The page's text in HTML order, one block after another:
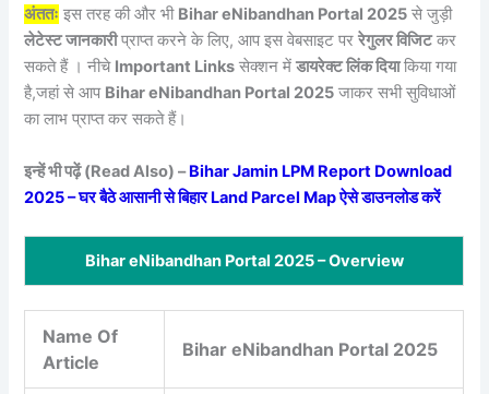
अंततः इस तरह की और भी Bihar eNibandhan Portal 2025 से जुड़ी
लेटेस्ट जानकारीप्राप्त करने के लिए, आप इस वेबसाइट पररेगुलर विजिटकर
सकते हैं । नीचे Important Links सेक्शन मेंडायरेक्ट लिंक दियाकिया गया
है,जहां से आप Bihar eNibandhan Portal 2025 जाकर सभी सुविधाओं
का लाभ प्राप्त कर सकते हैं।
इन्हें भी पढ़ें (Read Also) –Bihar Jamin LPM Report Download
2025 – घर बैठे आसानी से बिहार Land Parcel Map ऐसे डाउनलोड करें
Bihar eNibandhan Portal 2025 – Overview
Name Of
Article
Bihar eNibandhan Portal 2025